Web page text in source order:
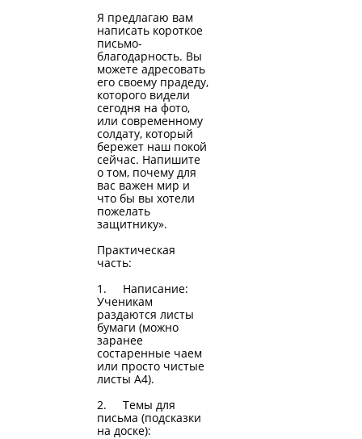
Я предлагаю вам
написать короткое
письмо-
благодарность. Вы
можете адресовать
его своему прадеду,
которого видели
сегодня на фото,
или современному
солдату, который
бережет наш покой
сейчас. Напишите
о том, почему для
вас важен мир и
что бы вы хотели
пожелать
защитнику».
Практическая
часть:
1. Написание:
Ученикам
раздаются листы
бумаги (можно
заранее
состаренные чаем
или просто чистые
листы А4).
2. Темы для
письма (подсказки
на доске):